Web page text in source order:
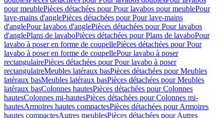
pour meublePièces détachées pour Pour lavabos pour meublePour
lave-mains d'anglePièces détachées pour Pour lave-mains
d'anglePour lavabos d'anglePièces détachées pour Pour lavabos
d'anglePlans de lavaboPièces détachées pour Plans de lavaboPour
lavabo à poser en forme de coupellePièces détachées pour Pour
lavabo à poser en forme de coupellePour lavabo à poser
rectangulairePièces détachées pour Pour lavabo à poser
rectangulaireMeubles latéraux basPièces détachées pour Meubles
latéraux basMeubles latéraux basPièces détachées pour Meubles
latéraux basColonnes hautesPièces détachées pour Colonnes
hautesColonnes mi-hautesPièces détachées pour Colonnes mi-
hautesArmoires hautes compactesPièces détachées pour Armoires
hautes compactesAutres meublesPièces détachées pour Autres